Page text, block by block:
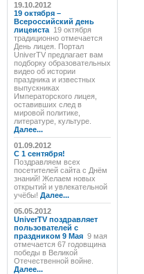
19.10.2012
19 октября –
Всероссийский день
лицеиста 19 октября
традиционно отмечается
День лицея. Портал
UniverTV предлагает вам
подборку образовательных
видео об истории
праздника и известных
выпускниках
Императорского лицея,
оставивших след в
мировой политике,
литературе, культуре.
Далее...
01.09.2012
C 1 сентября!
Поздравляем всех
посетителей сайта с Днём
знаний! Желаем новых
открытий и увлекательной
учёбы! Далее...
05.05.2012
UniverTV поздравляет
пользователей с
праздником 9 Мая 9 мая
отмечается 67 годовщина
победы в Великой
Отечественной войне.
Далее...